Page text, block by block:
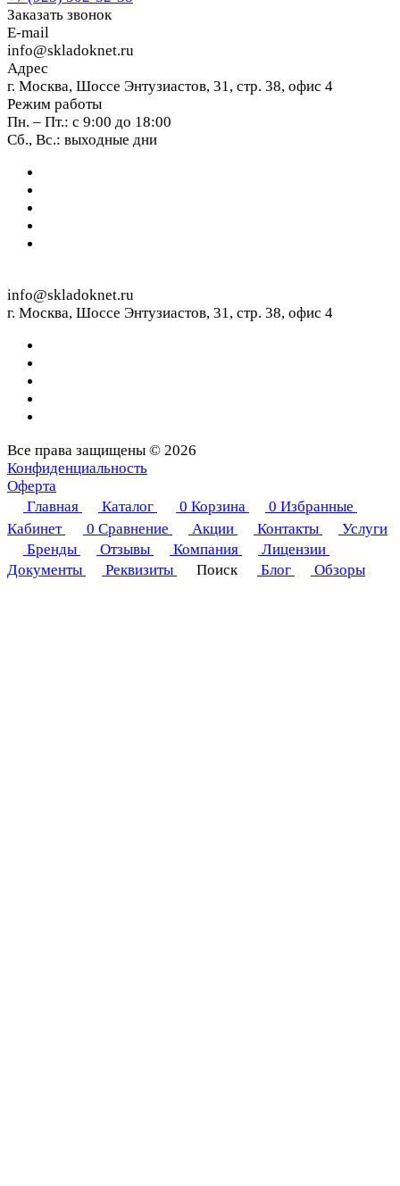
Заказать звонок
E-mail
info@skladoknet.ru
Адрес
г. Москва, Шоссе Энтузиастов, 31, стр. 38, офис 4
Режим работы
Пн. – Пт.: с 9:00 до 18:00
Сб., Вс.: выходные дни
info@skladoknet.ru
г. Москва, Шоссе Энтузиастов, 31, стр. 38, офис 4
Все права защищены © 2026
Конфиденциальность
Оферта
Главная
Каталог 0 Корзина 0 Избранные
Кабинет
0 Сравнение Акции Контакты
Услуги
Бренды
Отзывы Компания
Лицензии
Документы
Реквизиты Поиск Блог Обзоры